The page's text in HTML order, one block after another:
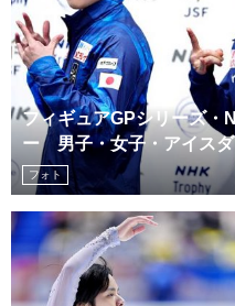
フィギュアGPシリーズ・
ー 男子・女子・アイスダ
フォト